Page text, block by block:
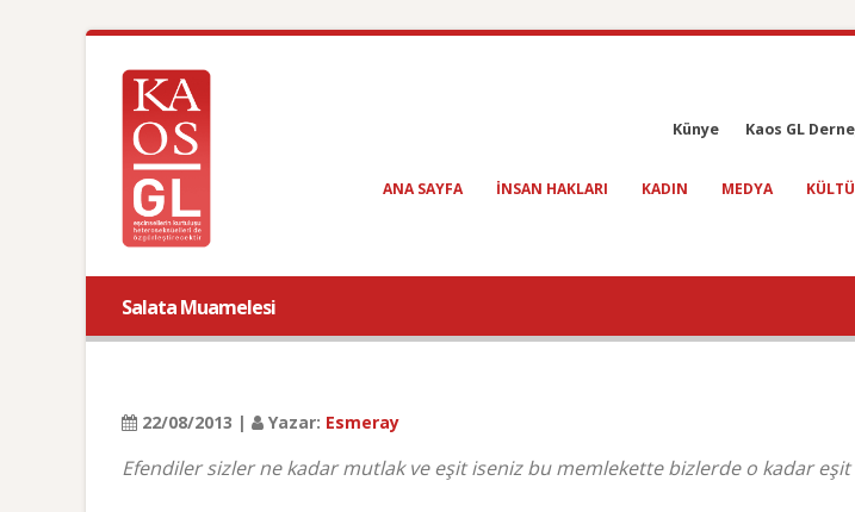
Künye Kaos GL
ANA SAYFA INSAN HAKLARI KADIN MEDYA
Salata Muamelesi
22/08/2013 | Yazar: Esmeray
Efendiler sizler ne kadar mutlak ve eşit iseniz bu memlekette bizlerde o kadar eşit